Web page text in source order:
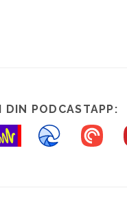
DIN PODCASTAPP: